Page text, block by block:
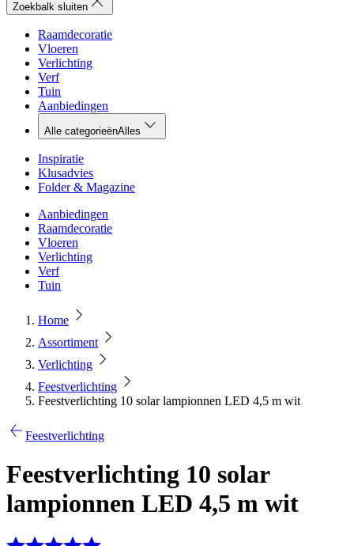
Zoekbalk sluiten
Raamdecoratie
Vloeren
Verlichting
Verf
Tuin
Aanbiedingen
Alle categorieënAlles
Inspiratie
Klusadvies
Folder & Magazine
Aanbiedingen
Raamdecoratie
Vloeren
Verlichting
Verf
Tuin
Home
Assortiment
Verlichting
Feestverlichting
Feestverlichting 10 solar lampionnen LED 4,5 m wit
Feestverlichting
Feestverlichting 10 solar
lampionnen LED 4,5 m wit